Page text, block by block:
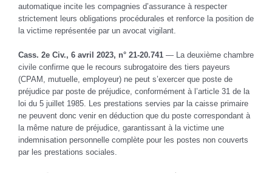
automatique incite les compagnies d’assurance à respecter
strictement leurs obligations procédurales et renforce la position de
la victime représentée par un avocat vigilant.
Cass. 2e Civ., 6 avril 2023, n° 21-20.741 — La deuxième chambre
civile confirme que le recours subrogatoire des tiers payeurs
(CPAM, mutuelle, employeur) ne peut s’exercer que poste de
préjudice par poste de préjudice, conformément à l’article 31 de la
loi du 5 juillet 1985. Les prestations servies par la caisse primaire
ne peuvent donc venir en déduction que du poste correspondant à
la même nature de préjudice, garantissant à la victime une
indemnisation personnelle complète pour les postes non couverts
par les prestations sociales.